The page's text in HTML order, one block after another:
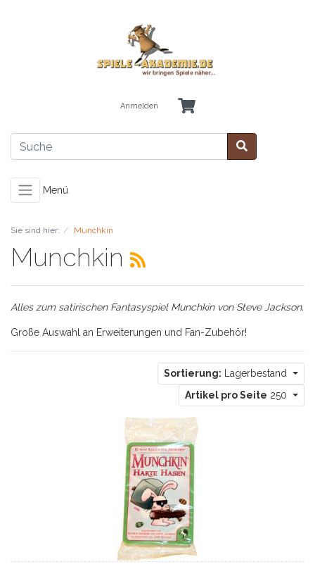
Anmelden
Menü
Sie sind hier: Munchkin
Munchkin
Alles zum satirischen Fantasyspiel Munchkin von Steve Jackson.
Große Auswahl an Erweiterungen und Fan-Zubehör!
Sortierung: Lagerbestand
Artikel pro Seite 250